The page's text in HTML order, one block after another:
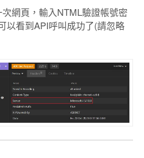
網頁，輸入NTML驗證帳號密
以看到API呼叫成功了(請忽略